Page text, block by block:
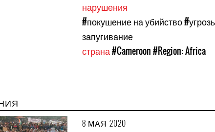
нарушения
#покушение на убийство
запугивание
страна#Cameroon#Region: Africa
8 МАЯ 2020